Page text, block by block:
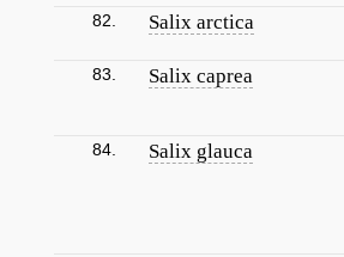
82. Salix arctica
83. Salix caprea
84. Salix glauca